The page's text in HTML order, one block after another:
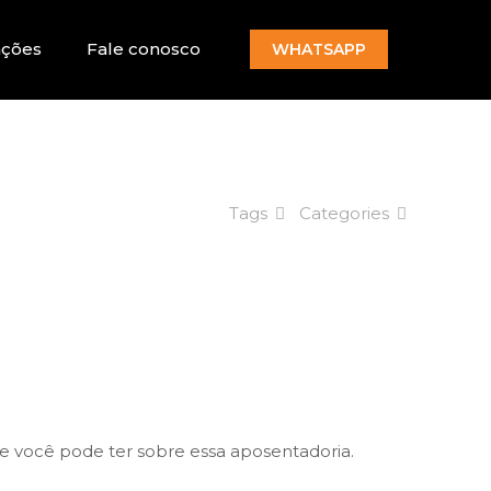
Fale conosco WHATSAPP
Categories
Tags
pode ter sobre essa aposentadoria.